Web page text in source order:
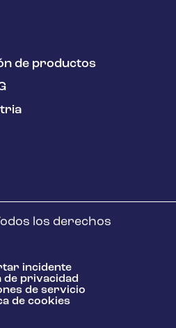
de productos
los derechos
incidente
de privacidad
de servicio
de cookies